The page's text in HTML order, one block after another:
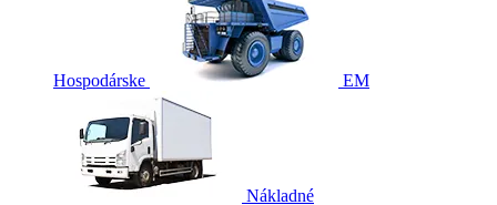
Hospodárske EM
Nákladné